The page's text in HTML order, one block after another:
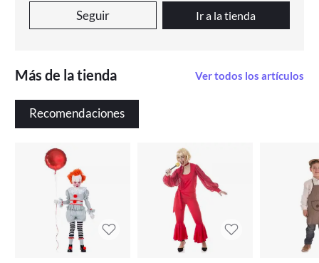
Seguir Ir a la tienda
Más de la tienda Ver todos los artículos
Recomendaciones